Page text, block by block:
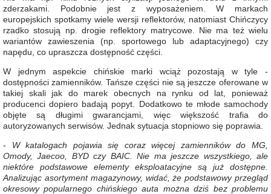
zderzakami. Podobnie jest z wyposażeniem. W markach
europejskich spotkamy wiele wersji reflektorów, natomiast Chińczycy
rzadko stosują np. drogie reflektory matrycowe. Nie ma też wielu
wariantów zawieszenia (np. sportowego lub adaptacyjnego) czy
napędu, co upraszcza dostępność części.
W jednym aspekcie chińskie marki wciąż pozostają w tyle -
dostępności zamienników. Tańsze części nie są jeszcze oferowane w
takiej skali jak do marek obecnych na rynku od lat, ponieważ
producenci dopiero badają popyt. Dodatkowo te młode samochody
objęte są długimi gwarancjami, więc większość trafia do
autoryzowanych serwisów. Jednak sytuacja stopniowo się poprawia.
- W katalogach pojawia się coraz więcej zamienników do MG,
Omody, Jaecoo, BYD czy BAIC. Nie ma jeszcze wszystkiego, ale
niektóre podstawowe elementy eksploatacyjne są już dostępne.
Analizując asortyment magazynowy, widać, że podstawowy przegląd
okresowy popularnego chińskiego auta można dziś bez problemu